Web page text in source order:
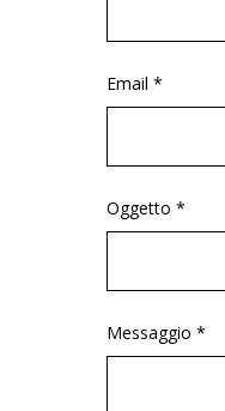
Email *
Oggetto *
Messaggio *